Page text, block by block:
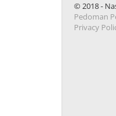
© 2018 -
Pedoman
Privacy